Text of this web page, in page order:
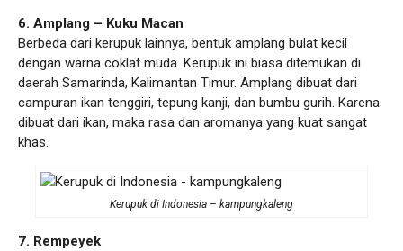
6. Amplang – Kuku Macan
Berbeda dari kerupuk lainnya, bentuk amplang bulat kecil
dengan warna coklat muda. Kerupuk ini biasa ditemukan di
daerah Samarinda, Kalimantan Timur. Amplang dibuat dari
campuran ikan tenggiri, tepung kanji, dan bumbu gurih. Karena
dibuat dari ikan, maka rasa dan aromanya yang kuat sangat
khas.
Kerupuk di Indonesia – kampungkaleng
7. Rempeyek